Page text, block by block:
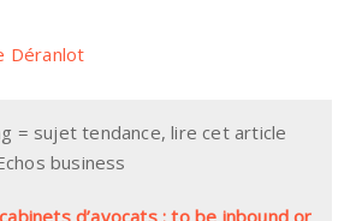
Déranlot
= sujet tendance, lire cet article
business